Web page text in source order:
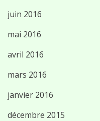
juin 2016
mai 2016
avril 2016
mars 2016
janvier 2016
décembre 2015